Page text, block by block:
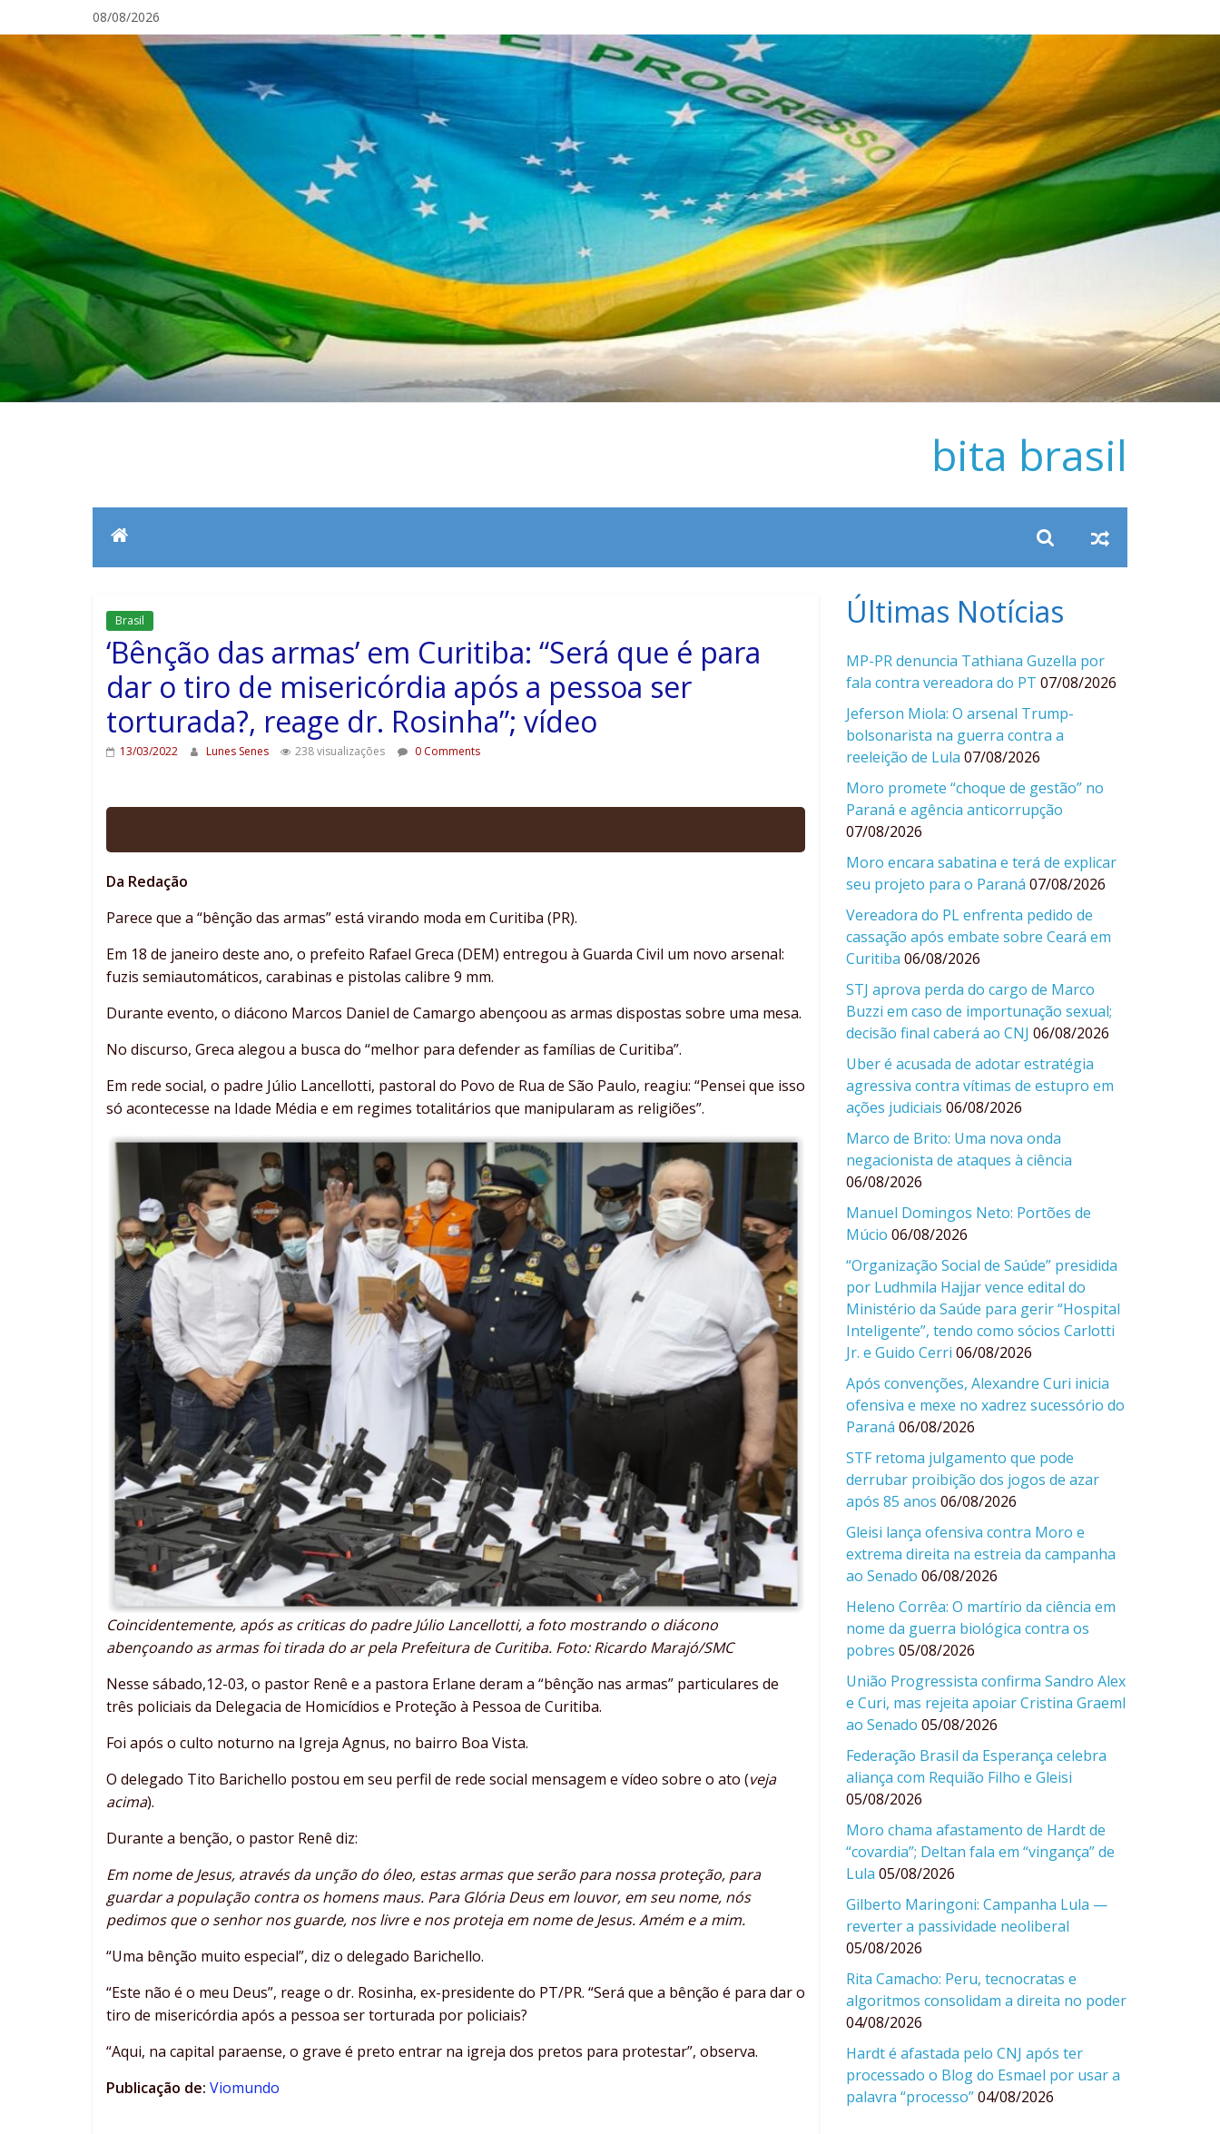
para
conteúdo
08/08/2026
bita brasil
Brasil
‘Bênção das armas’ em Curitiba: “Será que é para
dar o tiro de misericórdia após a pessoa ser
torturada?, reage dr. Rosinha”; vídeo
13/03/2022 Lunes Senes 238 visualizações 0 Comments
Da Redação
Parece que a “bênção das armas” está virando moda em Curitiba (PR).
Em 18 de janeiro deste ano, o prefeito Rafael Greca (DEM) entregou à Guarda Civil um novo arsenal:
fuzis semiautomáticos, carabinas e pistolas calibre 9 mm.
Durante evento, o diácono Marcos Daniel de Camargo abençoou as armas dispostas sobre uma mesa.
No discurso, Greca alegou a busca do “melhor para defender as famílias de Curitiba”.
Em rede social, o padre Júlio Lancellotti, pastoral do Povo de Rua de São Paulo, reagiu: “Pensei que isso
só acontecesse na Idade Média e em regimes totalitários que manipularam as religiões”.
Coincidentemente, após as criticas do padre Júlio Lancellotti, a foto mostrando o diácono
abençoando as armas foi tirada do ar pela Prefeitura de Curitiba. Foto: Ricardo Marajó/SMC
Nesse sábado,12-03, o pastor Renê e a pastora Erlane deram a “bênção nas armas” particulares de
três policiais da Delegacia de Homicídios e Proteção à Pessoa de Curitiba.
Foi após o culto noturno na Igreja Agnus, no bairro Boa Vista.
O delegado Tito Barichello postou em seu perfil de rede social mensagem e vídeo sobre o ato (veja
acima).
Durante a benção, o pastor Renê diz:
Em nome de Jesus, através da unção do óleo, estas armas que serão para nossa proteção, para
guardar a população contra os homens maus. Para Glória Deus em louvor, em seu nome, nós
pedimos que o senhor nos guarde, nos livre e nos proteja em nome de Jesus. Amém e a mim.
“Uma bênção muito especial”, diz o delegado Barichello.
“Este não é o meu Deus”, reage o dr. Rosinha, ex-presidente do PT/PR. “Será que a bênção é para dar o
tiro de misericórdia após a pessoa ser torturada por policiais?
“Aqui, na capital paraense, o grave é preto entrar na igreja dos pretos para protestar”, observa.
Publicação de: Viomundo
Últimas Notícias
MP-PR denuncia Tathiana Guzella por
fala contra vereadora do PT 07/08/2026
Jeferson Miola: O arsenal Trump-
bolsonarista na guerra contra a
reeleição de Lula 07/08/2026
Moro promete “choque de gestão” no
Paraná e agência anticorrupção
07/08/2026
Moro encara sabatina e terá de explicar
seu projeto para o Paraná 07/08/2026
Vereadora do PL enfrenta pedido de
cassação após embate sobre Ceará em
Curitiba 06/08/2026
STJ aprova perda do cargo de Marco
Buzzi em caso de importunação sexual;
decisão final caberá ao CNJ 06/08/2026
Uber é acusada de adotar estratégia
agressiva contra vítimas de estupro em
ações judiciais 06/08/2026
Marco de Brito: Uma nova onda
negacionista de ataques à ciência
06/08/2026
Manuel Domingos Neto: Portões de
Múcio 06/08/2026
“Organização Social de Saúde” presidida
por Ludhmila Hajjar vence edital do
Ministério da Saúde para gerir “Hospital
Inteligente”, tendo como sócios Carlotti
Jr. e Guido Cerri 06/08/2026
Após convenções, Alexandre Curi inicia
ofensiva e mexe no xadrez sucessório do
Paraná 06/08/2026
STF retoma julgamento que pode
derrubar proibição dos jogos de azar
após 85 anos 06/08/2026
Gleisi lança ofensiva contra Moro e
extrema direita na estreia da campanha
ao Senado 06/08/2026
Heleno Corrêa: O martírio da ciência em
nome da guerra biológica contra os
pobres 05/08/2026
União Progressista confirma Sandro Alex
e Curi, mas rejeita apoiar Cristina Graeml
ao Senado 05/08/2026
Federação Brasil da Esperança celebra
aliança com Requião Filho e Gleisi
05/08/2026
Moro chama afastamento de Hardt de
“covardia”; Deltan fala em “vingança” de
Lula 05/08/2026
Gilberto Maringoni: Campanha Lula —
reverter a passividade neoliberal
05/08/2026
Rita Camacho: Peru, tecnocratas e
algoritmos consolidam a direita no poder
04/08/2026
Hardt é afastada pelo CNJ após ter
processado o Blog do Esmael por usar a
palavra “processo”04/08/2026